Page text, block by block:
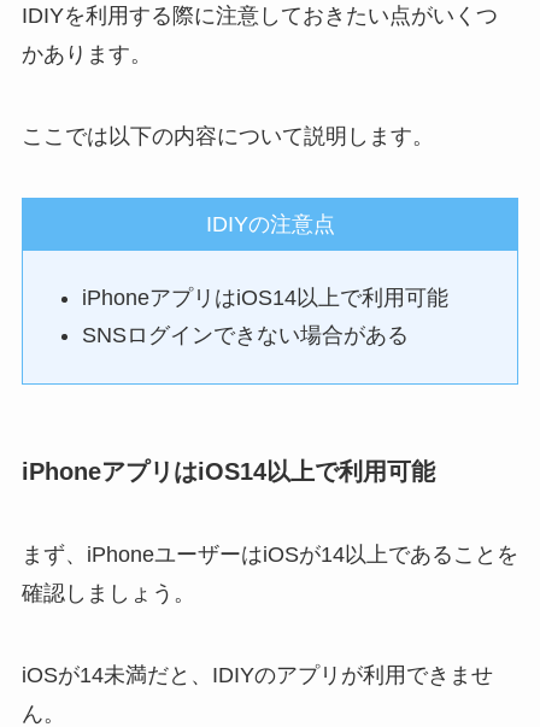
IDIYを利用する際に注意しておきたい点がいくつ
かあります。
ここでは以下の内容について説明します。
IDIYの注意点
iPhoneアプリはiOS14以上で利用可能
SNSログインできない場合がある
iPhoneアプリはiOS14以上で利用可能
まず、iPhoneユーザーはiOSが14以上であることを
確認しましょう。
iOSが14未満だと、IDIYのアプリが利用できませ
ん。